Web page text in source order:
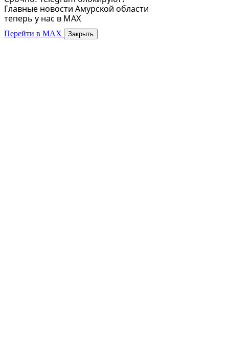
Главные новости Амурской области
теперь у нас в MAX
Перейти в MAX Закрыть